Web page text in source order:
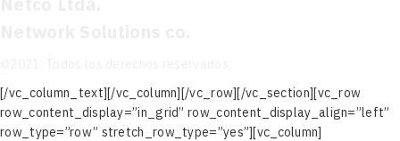
[/vc_column_text][/vc_column][/vc_row][/vc_section][vc_row
row_content_display=”in_grid” row_content_display_align=”left”
row_type=”row” stretch_row_type=”yes”][vc_column]